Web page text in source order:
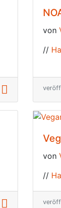
von
//
von
//